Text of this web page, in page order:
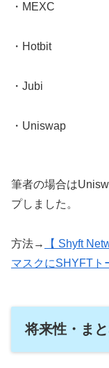
・MEXC
・Hotbit
・Jubi
・Uniswap
筆者の場合は
プしました。
方法→
【 Shyft
マスクにSHYFTト
将来性・ま